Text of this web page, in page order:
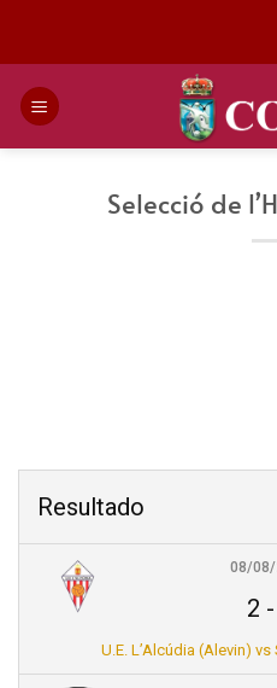
Selecció de
Resultado
08/
2 -
U.E. L’Alcúdia (Alevin)